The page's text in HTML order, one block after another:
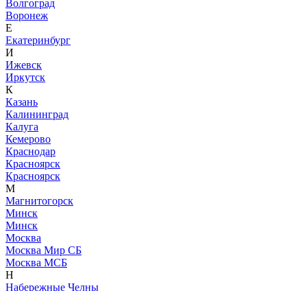
Волгоград
Воронеж
Е
Екатеринбург
И
Ижевск
Иркутск
К
Казань
Калининград
Калуга
Кемерово
Краснодар
Красноярск
Красноярск
М
Магнитогорск
Минск
Минск
Москва
Москва Мир СБ
Москва МСБ
Н
Набережные Челны